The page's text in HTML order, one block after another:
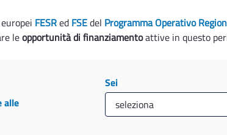
FESRed FSEdel Programma Operativo
leopportunità di finanziamentoattive in questo
alle
Sei